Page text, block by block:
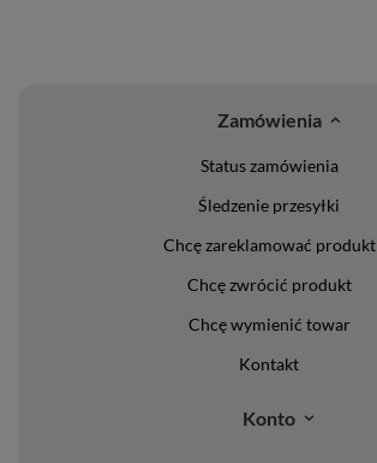
Zamówienia
Status zamówienia
Śledzenie przesyłki
Chcę zareklamować produkt
Chcę zwrócić produkt
Chcę wymienić towar
Kontakt
Konto